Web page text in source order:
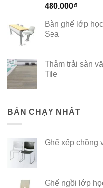
Rated5.00
480.000₫
Bàn ghế lớp
Sea
Thảm trải sàn
Tile
BÁN CHẠY NHẤT
Ghế xếp chồng
Ghế ngồi lớp